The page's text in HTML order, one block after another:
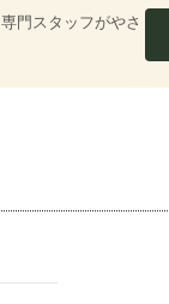
門スタッフがやさ